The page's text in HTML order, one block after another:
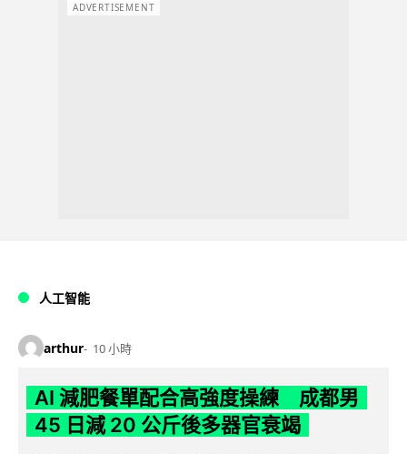
ADVERTISEMENT
人工智能
arthur 10 小時
AI 減肥餐單配合高強度操練 成都男
45 日減 20 公斤後多器官衰竭